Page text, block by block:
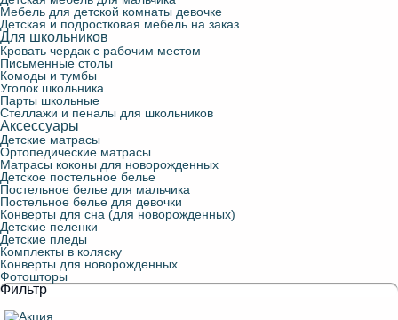
Мебель для детской комнаты девочке
Детская и подростковая мебель на заказ
Для школьников
Кровать чердак с рабочим местом
Письменные столы
Комоды и тумбы
Уголок школьника
Парты школьные
Стеллажи и пеналы для школьников
Аксессуары
Детские матрасы
Ортопедические матрасы
Матрасы коконы для новорожденных
Детское постельное белье
Постельное белье для мальчика
Постельное белье для девочки
Конверты для сна (для новорожденных)
Детские пеленки
Детские пледы
Комплекты в коляску
Конверты для новорожденных
Фотошторы
Фильтр